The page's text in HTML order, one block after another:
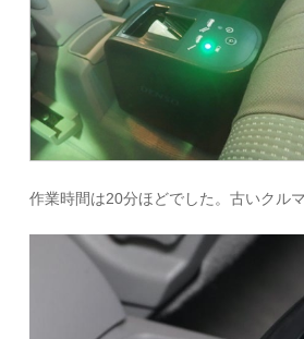
作業時間は20分ほどでした。古いクル